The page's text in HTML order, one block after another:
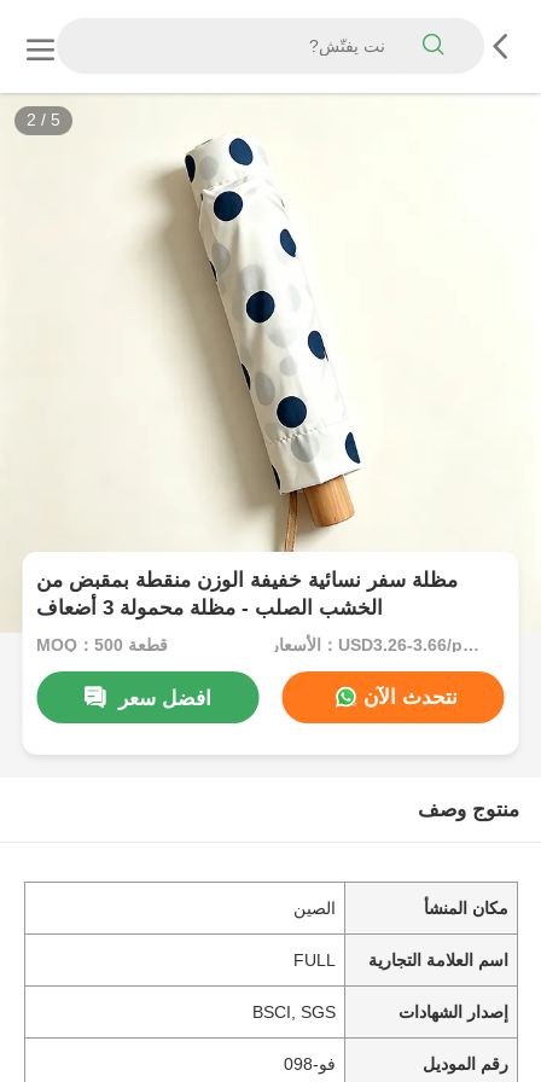
3 / 5
مظلة سفر نسائية خفيفة الوزن منقطة بمقبض من
الخشب الصلب - مظلة محمولة 3 أضعاف
MOQ：500 قطعة الأسعار：USD3.26-3.66/pcs
افضل سعر نتحدث الآن
منتوج وصف
مكان المنشأ الصين
اسم العلامة التجارية FULL
إصدار الشهادات BSCI, SGS
رقم الموديل فو-098